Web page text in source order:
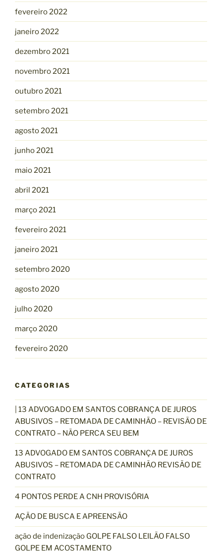
fevereiro 2022
janeiro 2022
dezembro 2021
novembro 2021
outubro 2021
setembro 2021
agosto 2021
junho 2021
maio 2021
abril 2021
março 2021
fevereiro 2021
janeiro 2021
setembro 2020
agosto 2020
julho 2020
março 2020
fevereiro 2020
CATEGORIAS
| 13 ADVOGADO EM SANTOS COBRANÇA DE JUROS
ABUSIVOS – RETOMADA DE CAMINHÃO – REVISÃO DE
CONTRATO – NÃO PERCA SEU BEM
13 ADVOGADO EM SANTOS COBRANÇA DE JUROS
ABUSIVOS – RETOMADA DE CAMINHÃO REVISÃO DE
CONTRATO
4 PONTOS PERDE A CNH PROVISÓRIA
AÇÃO DE BUSCA E APREENSÃO
ação de indenização GOLPE FALSO LEILÃO FALSO
GOLPE EM ACOSTAMENTO